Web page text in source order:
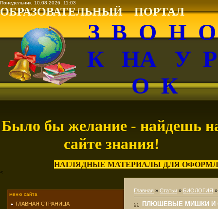
Понедельник, 10.08.2026, 11:03
ОБРАЗОВАТЕЛЬНЫЙ ПОРТАЛ
З В О Н
К НА У
О К
Было бы желание - найдешь
сайте знания!
НАГЛЯДНЫЕ МАТЕРИАЛЫ ДЛЯ
<
меню сайта
ГЛАВНАЯ СТРАНИЦА
Главная » Статьи » БИОЛОГИЯ
ПЛЮШЕВЫЕ МИШКИ И